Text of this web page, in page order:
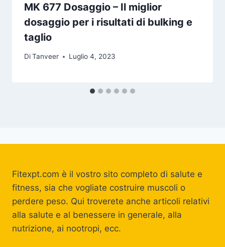
MK 677 Dosaggio – Il miglior
dosaggio per i risultati di bulking e
taglio
DiTanveer Luglio 4, 2023
Fitexpt.com è il vostro sito completo di salute e
fitness, sia che vogliate costruire muscoli o
perdere peso. Qui troverete anche articoli relativi
alla salute e al benessere in generale, alla
nutrizione, ai nootropi, ecc.